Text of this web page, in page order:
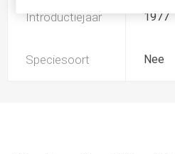
Introductiejaar 1977
Speciesoort Nee